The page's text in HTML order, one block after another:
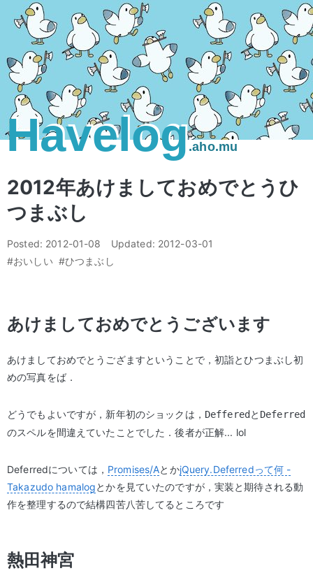
Havelog.aho.mu
2012年あけましておめでとうひ
つまぶし
Posted: 2012-01-08 Updated: 2012-03-01
#おいしい #ひつまぶし
あけましておめでとうございます
あけましておめでとうござますということで，初詣とひつまぶし初
めの写真をば．
どうでもよいですが，新年初のショックは， Defferedと Deferred
のスペルを間違えていたことでした．後者が正解... lol
Deferredについては， Promises/AとかjQuery.Deferredって何 -
Takazudo hamalogとかを見ていたのですが，実装と期待される動
作を整理するので結構四苦八苦してるところです
熱田神宮